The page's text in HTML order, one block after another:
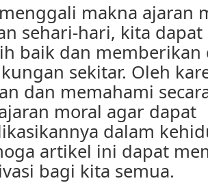
makna ajaran
sehari-hari, kita
baik dan
sekitar. Oleh
dan memahami
moral agar dapat
dalam
artikel ini dapat
bagi kita semua.